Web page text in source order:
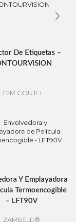
De Etiquetas –
E2M COUTH
Y Emplayadora
Termoencogible
– LFT90V
ZAMBELLI®